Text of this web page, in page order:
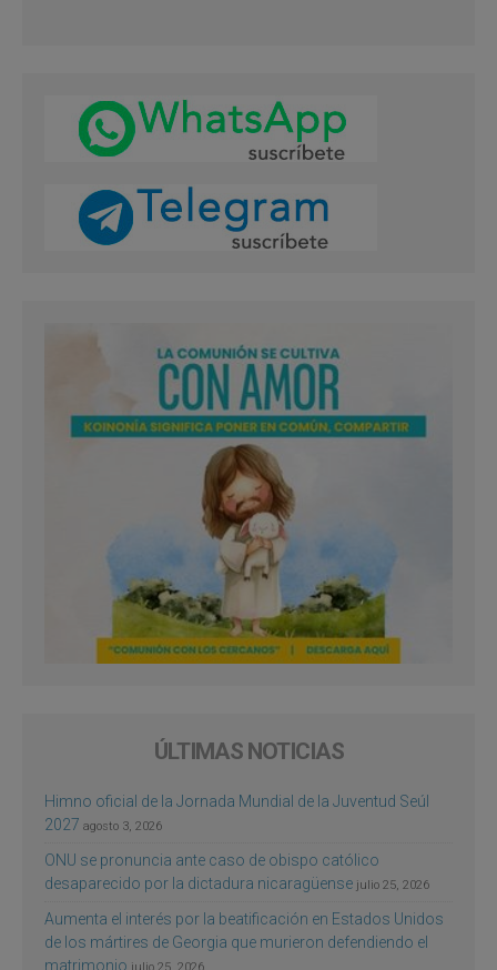
ÚLTIMAS NOTICIAS
Himno oficial de la Jornada Mundial de la Juventud Seúl
2027 agosto 3, 2026
ONU se pronuncia ante caso de obispo católico
desaparecido por la dictadura nicaragüense julio 25, 2026
Aumenta el interés por la beatificación en Estados Unidos
de los mártires de Georgia que murieron defendiendo el
matrimonio